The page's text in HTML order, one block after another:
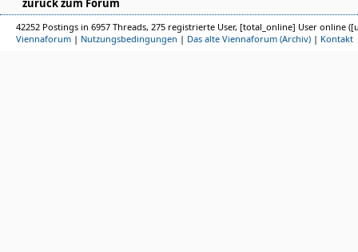
zurück zum Forum
42252 Postings in 6957 Threads, 275 registrierte User, [total_online] User online
Viennaforum | Nutzungsbedingungen | Das alte Viennaforum (Archiv) | Kontakt